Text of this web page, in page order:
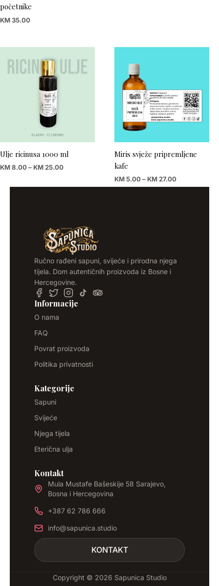
početnike
KM35.00
Ulje ricinusa 1000 ml
KM8.00– KM25.00
range:
KM 8.00
through
Miris svježe pripremljene
kafe
KM5.00– KM27.00
Ručno rađeni sapuni, svijeće i prirodna njega
tijela. Dom autentičnih proizvoda iz Bosne i
Hercegovine.
Informacije
O nama
FAQ
Povrat proizvoda
Politika privatnosti
Kategorije
Sapuni
Svijeće
Njega tijela
Eterična ulja
Kontakt
Mula Mustafe Bašeskije 58 Sarajevo,
Bosna i Hercegovina
+387 62 786 666
info@sapunica.studio
KONTAKT
Copyright © 2026 Sapunica Studio